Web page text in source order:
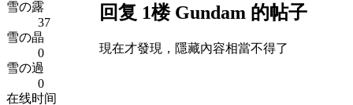
雪の露
37
雪の晶
0
雪の過
0
在线时间
回复 1楼 Gundam 的帖子
現在才發現，隱藏內容相當不得了